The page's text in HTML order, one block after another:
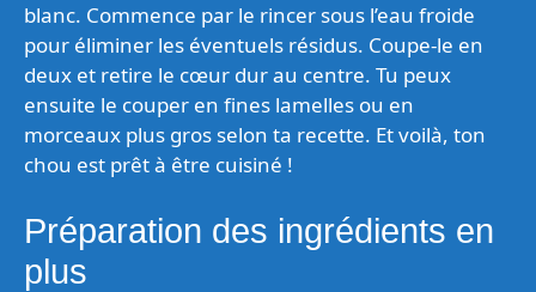
blanc. Commence par le rincer sous l’eau froide
pour éliminer les éventuels résidus. Coupe-le en
deux et retire le cœur dur au centre. Tu peux
ensuite le couper en fines lamelles ou en
morceaux plus gros selon ta recette. Et voilà, ton
chou est prêt à être cuisiné !
Préparation des ingrédients en
plus